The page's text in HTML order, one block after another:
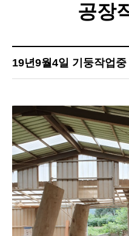
공장작업과정
온라인문의
고객센터
공장
19년9월4일 기둥작업중